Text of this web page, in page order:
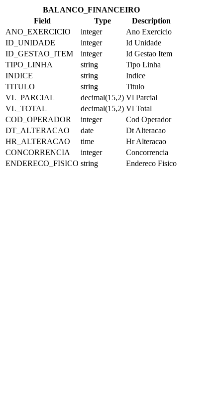
BALANCO_FINANCEIRO
Field
Type
Description
ANO_EXERCICIO
integer
Ano Exercicio
ID_UNIDADE
integer
Id Unidade
ID_GESTAO_ITEM
integer
Id Gestao Item
TIPO_LINHA
string
Tipo Linha
INDICE
string
Indice
TITULO
string
Titulo
VL_PARCIAL
decimal(15,2) Vl Parcial
VL_TOTAL
decimal(15,2) Vl Total
COD_OPERADOR
integer
Cod Operador
DT_ALTERACAO
date
Dt Alteracao
HR_ALTERACAO
time
Hr Alteracao
CONCORRENCIA
integer
Concorrencia
ENDERECO_FISICO string Endereco Fisico